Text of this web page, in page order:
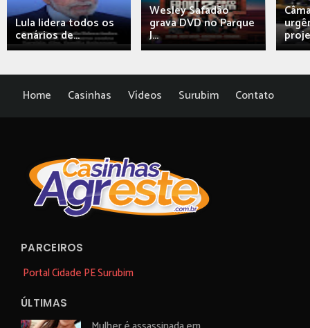
Lula lidera todos os
cenários de...
Wesley Safadão
grava DVD no Parque
J...
Home Casinhas Vídeos Surubim Contato
PARCEIROS
Portal Cidade PE Surubim
ÚLTIMAS